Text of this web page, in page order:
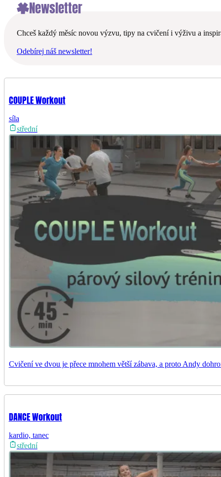
Newsletter
Chceš každý měsíc novou výzvu, tipy na cvičení i výživu a
Odebírej náš newsletter!
COUPLE Workout
síla
střední
Cvičení ve dvou je přece mnohem větší zábava, a proto Andy
DANCE Workout
kardio, tanec
střední